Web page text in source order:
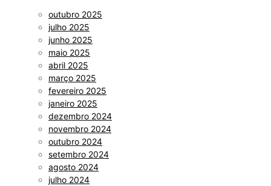
outubro 2025
julho 2025
junho 2025
maio 2025
abril 2025
março 2025
fevereiro 2025
janeiro 2025
dezembro 2024
novembro 2024
outubro 2024
setembro 2024
agosto 2024
julho 2024